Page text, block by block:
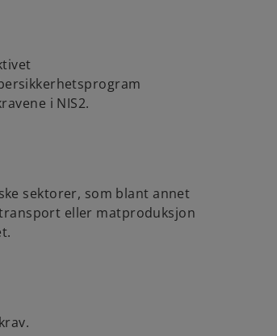
i NIS2.
sektorer, som blant annet
eller matproduksjon